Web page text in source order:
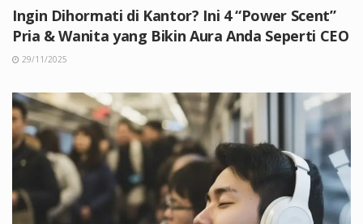
Ingin Dihormati di Kantor? Ini 4 “Power Scent”
Pria & Wanita yang Bikin Aura Anda Seperti CEO
29/11/2025